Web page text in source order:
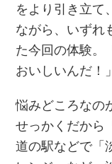
をより引き立て
ながら、いずれ
た今回の体験。
おいしいんだ！
悩みどころなの
せっかくだから
道の駅などで「